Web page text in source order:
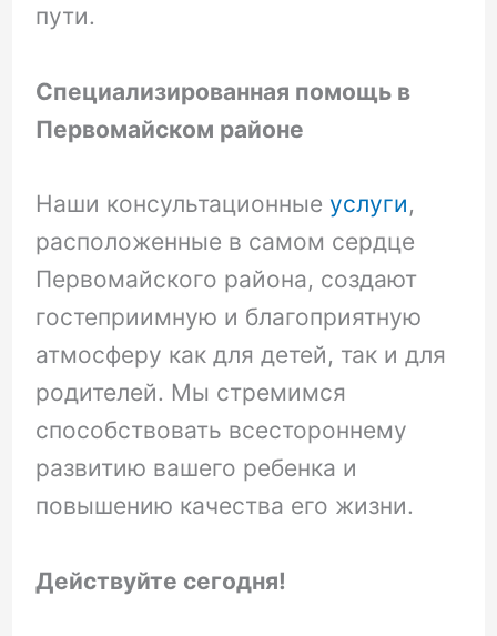
пути.
Специализированная помощь в
Первомайском районе
Наши консультационныеуслуги,
расположенные в самом сердце
Первомайского района, создают
гостеприимную и благоприятную
атмосферу как для детей, так и для
родителей. Мы стремимся
способствовать всестороннему
развитию вашего ребенка и
повышению качества его жизни.
Действуйте сегодня!